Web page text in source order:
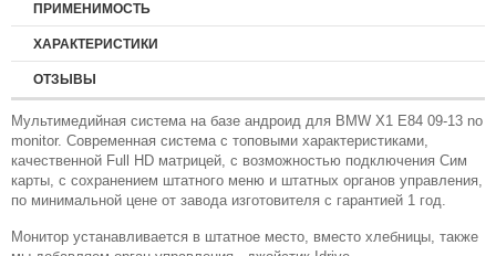
ПРИМЕНИМОСТЬ
ХАРАКТЕРИСТИКИ
ОТЗЫВЫ
Мультимедийная система на базе андроид для BMW X1 E84 09-13 no
monitor. Современная система с топовыми характеристиками,
качественной Full HD матрицей, с возможностью подключения Сим
карты, с сохранением штатного меню и штатных органов управления,
по минимальной цене от завода изготовителя с гарантией 1 год.
Монитор устанавливается в штатное место, вместо хлебницы, также